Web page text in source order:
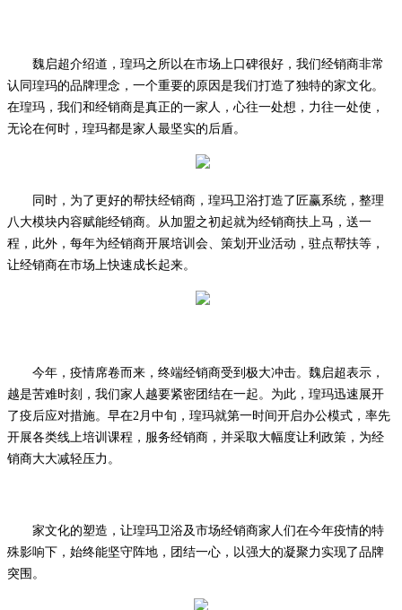
魏启超介绍道，瑝玛之所以在市场上口碑很好，我们经销商非常
认同瑝玛的品牌理念，一个重要的原因是我们打造了独特的家文化。
在瑝玛，我们和经销商是真正的一家人， 心往一处想，力往一处使 ，
无论在何时，瑝玛都是家人最坚实的后盾。
同时，为了更好的帮扶经销商，瑝玛卫浴打造了匠赢系统，整理
八大模块内容赋能经销商。从加盟之初起就为经销商扶上马，送一
程，此外，每年为经销商开展培训会、策划开业活动，驻点帮扶等，
让经销商在市场上快速成长起来。
今年，疫情席卷而来，终端经销商受到极大冲击。魏启超表示，
越是苦难时刻，我们家人越要紧密团结在一起。为此，瑝玛迅速展开
了疫后应对措施。早在2月中旬，瑝玛就第一时间开启办公模式，率先
开展各类线上培训课程，服务经销商，并采取大幅度让利政策，为经
销商大大减轻压力。
家文化的塑造，让瑝玛卫浴及市场经销商家人们在今年疫情的特
殊影响下，始终能坚守阵地，团结一心，以强大的凝聚力实现了品牌
突围。